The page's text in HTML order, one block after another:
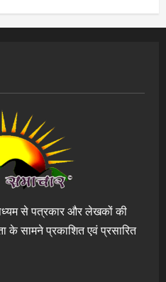
से पत्रकार और लेखकों की
सामने प्रकाशित एवं प्रसारित